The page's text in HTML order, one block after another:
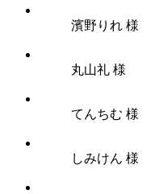
濱野りれ 様
丸山礼 様
てんちむ 様
しみけん 様